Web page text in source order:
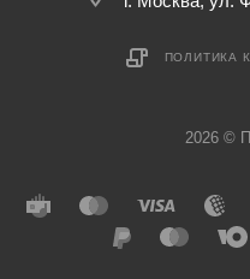
ПОЛИТИКА
2026 ©